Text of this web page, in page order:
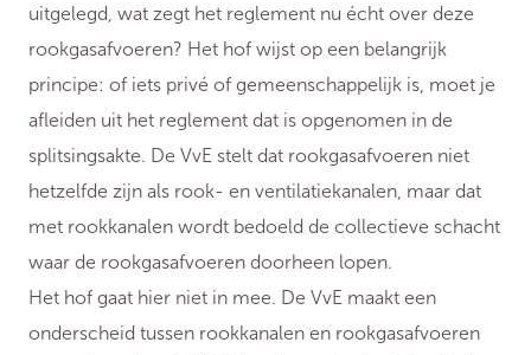
uitgelegd, wat zegt het reglement nu écht over deze
rookgasafvoeren? Het hof wijst op een belangrijk
principe: of iets privé of gemeenschappelijk is, moet je
afleiden uit het reglement dat is opgenomen in de
splitsingsakte. De VvE stelt dat rookgasafvoeren niet
hetzelfde zijn als rook- en ventilatiekanalen, maar dat
met rookkanalen wordt bedoeld de collectieve schacht
waar de rookgasafvoeren doorheen lopen.
Het hof gaat hier niet in mee. De VvE maakt een
onderscheid tussen rookkanalen en rookgasafvoeren